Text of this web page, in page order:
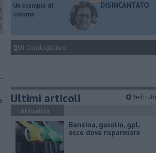
​Un esempio di
civismo
DISINCANTATO
QUI Condoglianze
Ultimi articoli Vedi tutti
Attualità
​Benzina, gasolio, gpl,
ecco dove risparmiare